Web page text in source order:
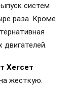
систем
раза. Кроме
Хегсет
жесткую.